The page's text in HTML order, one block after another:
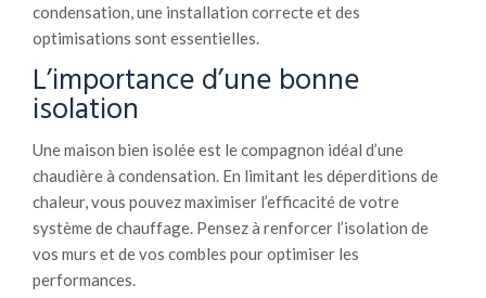
condensation, une installation correcte et des
optimisations sont essentielles.
L’importance d’une bonne
isolation
Une maison bien isolée est le compagnon idéal d’une
chaudière à condensation. En limitant les déperditions de
chaleur, vous pouvez maximiser l’efficacité de votre
système de chauffage. Pensez à renforcer l’isolation de
vos murs et de vos combles pour optimiser les
performances.